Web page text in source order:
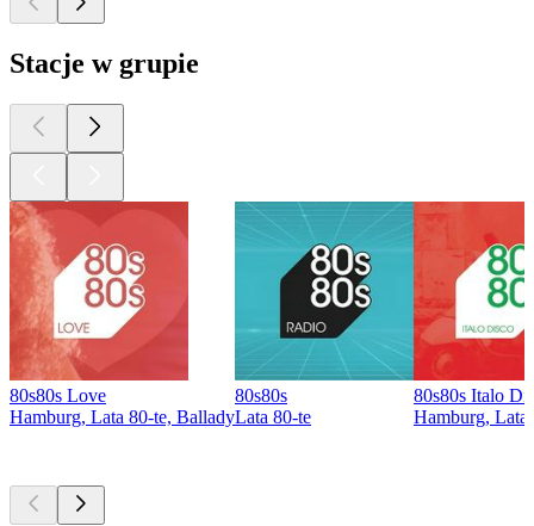
Stacje w grupie
80s80s Love
Hamburg, Lata 80-te, Ballady
80s80s
Lata 80-te
80s80s Italo
Hamburg,